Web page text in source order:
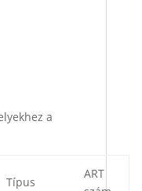
a
Típus
ART